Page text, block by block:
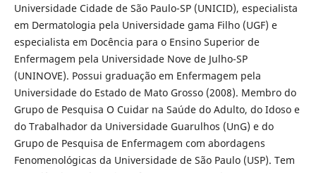
Universidade Cidade de São Paulo-SP (UNICID), especialista
em Dermatologia pela Universidade gama Filho (UGF) e
especialista em Docência para o Ensino Superior de
Enfermagem pela Universidade Nove de Julho-SP
(UNINOVE). Possui graduação em Enfermagem pela
Universidade do Estado de Mato Grosso (2008). Membro do
Grupo de Pesquisa O Cuidar na Saúde do Adulto, do Idoso e
do Trabalhador da Universidade Guarulhos (UnG) e do
Grupo de Pesquisa de Enfermagem com abordagens
Fenomenológicas da Universidade de São Paulo (USP). Tem